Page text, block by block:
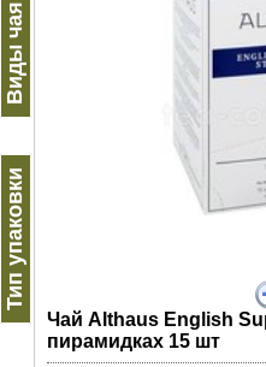
Виды чая
Тип упаковки
Чай Althaus English
пирамидках 15 шт